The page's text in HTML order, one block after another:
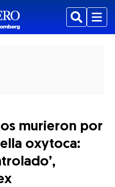
BuscarMenu
murieron por
oxytoca: